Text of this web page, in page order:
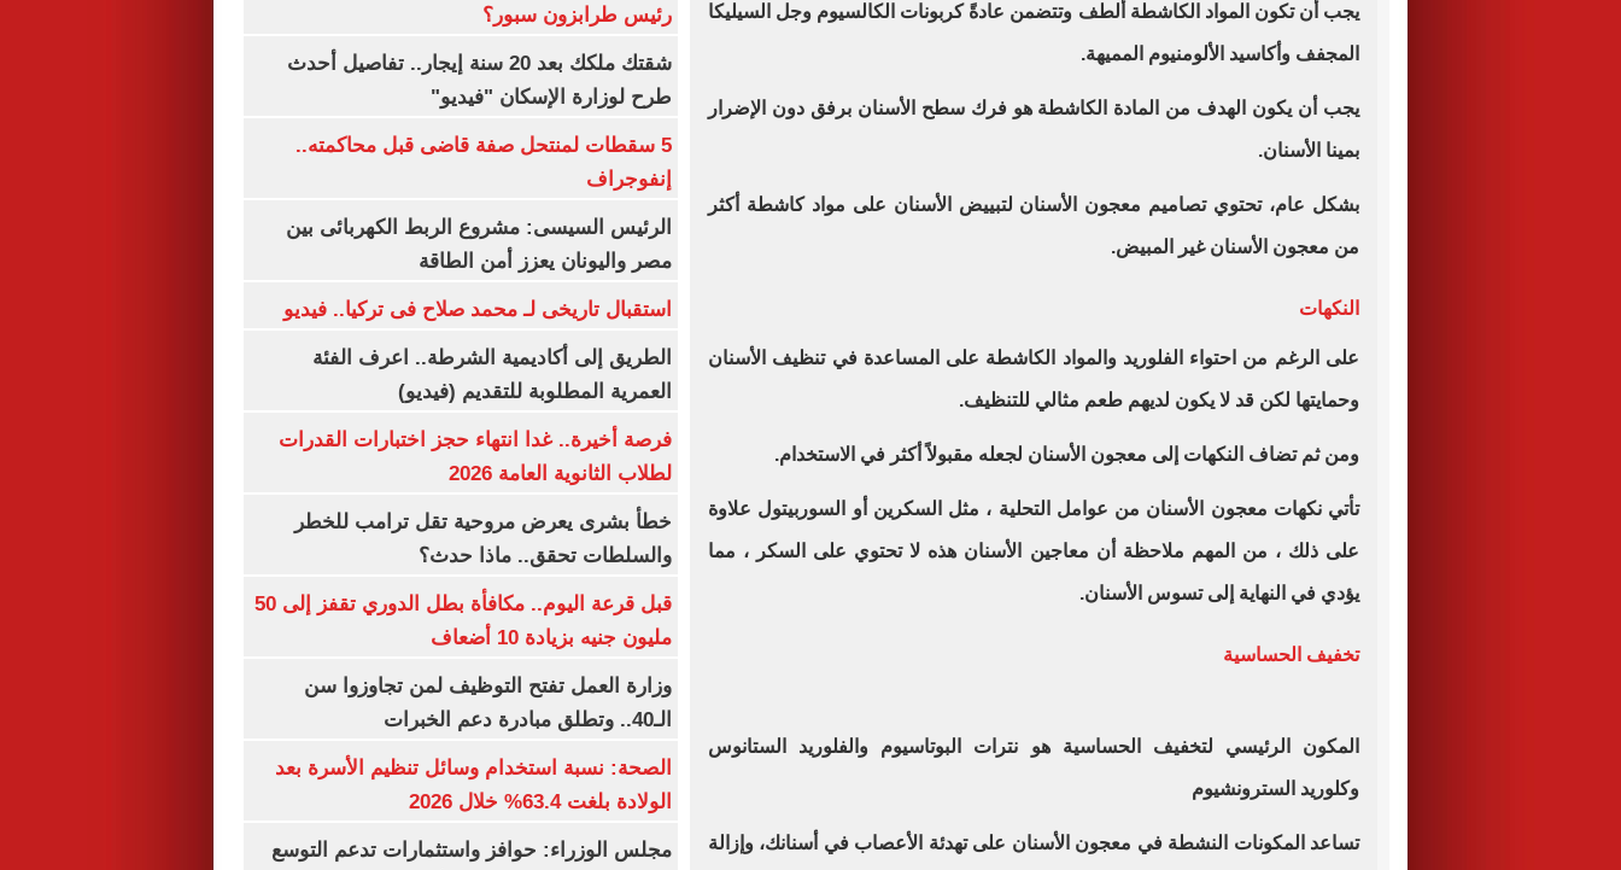
يجب أن تكون المواد الكاشطة ألطف وتتضمن عادةً كربونات الكالسيوم وجل السيليكا
المجفف وأكاسيد الألومنيوم المميهة.
يجب أن يكون الهدف من المادة الكاشطة هو فرك سطح الأسنان برفق دون الإضرار
بمينا الأسنان.
بشكل عام، تحتوي تصاميم معجون الأسنان لتبييض الأسنان على مواد كاشطة أكثر
من معجون الأسنان غير المبيض.
النكهات
على الرغم من احتواء الفلوريد والمواد الكاشطة على المساعدة في تنظيف الأسنان
وحمايتها لكن قد لا يكون لديهم طعم مثالي للتنظيف.
ومن ثم تضاف النكهات إلى معجون الأسنان لجعله مقبولاً أكثر في الاستخدام.
تأتي نكهات معجون الأسنان من عوامل التحلية ، مثل السكرين أو السوربيتول علاوة
على ذلك ، من المهم ملاحظة أن معاجين الأسنان هذه لا تحتوي على السكر ، مما
يؤدي في النهاية إلى تسوس الأسنان.
تخفيف الحساسية
المكون الرئيسي لتخفيف الحساسية هو نترات البوتاسيوم والفلوريد الستانوس
وكلوريد السترونشيوم
تساعد المكونات النشطة في معجون الأسنان على تهدئة الأعصاب في أسنانك، وإزالة
رئيس طرابزون سبور؟
شقتك ملكك بعد 20 سنة إيجار.. تفاصيل أحدث
طرح لوزارة الإسكان "فيديو"
5 سقطات لمنتحل صفة قاضى قبل محاكمته..
إنفوجراف
الرئيس السيسى: مشروع الربط الكهربائى بين
مصر واليونان يعزز أمن الطاقة
استقبال تاريخى لـ محمد صلاح فى تركيا.. فيديو
الطريق إلى أكاديمية الشرطة.. اعرف الفئة
العمرية المطلوبة للتقديم (فيديو)
فرصة أخيرة.. غدا انتهاء حجز اختبارات القدرات
لطلاب الثانوية العامة 2026
خطأ بشرى يعرض مروحية تقل ترامب للخطر
والسلطات تحقق.. ماذا حدث؟
قبل قرعة اليوم.. مكافأة بطل الدوري تقفز إلى 50
مليون جنيه بزيادة 10 أضعاف
وزارة العمل تفتح التوظيف لمن تجاوزوا سن
الـ40.. وتطلق مبادرة دعم الخبرات
الصحة: نسبة استخدام وسائل تنظيم الأسرة بعد
الولادة بلغت 63.4% خلال 2026
مجلس الوزراء: حوافز واستثمارات تدعم التوسع